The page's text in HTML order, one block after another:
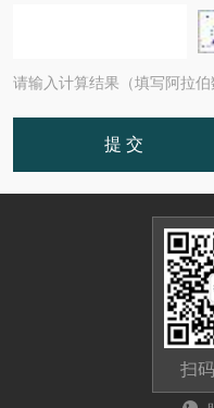
请输入计算结果（填写阿拉
扫